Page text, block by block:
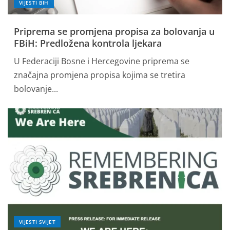
4
Velika policijska akcija u
Busovači: Pretresi na više
lokacija
5
cesti M5 u Busovači
VIJESTI BIH
Priprema se promjena propisa za bolovanja u
FBiH: Predložena kontrola ljekara
U Federaciji Bosne i Hercegovine priprema se
značajna promjena propisa kojima se tretira
bolovanje...
VIJESTI SVIJET